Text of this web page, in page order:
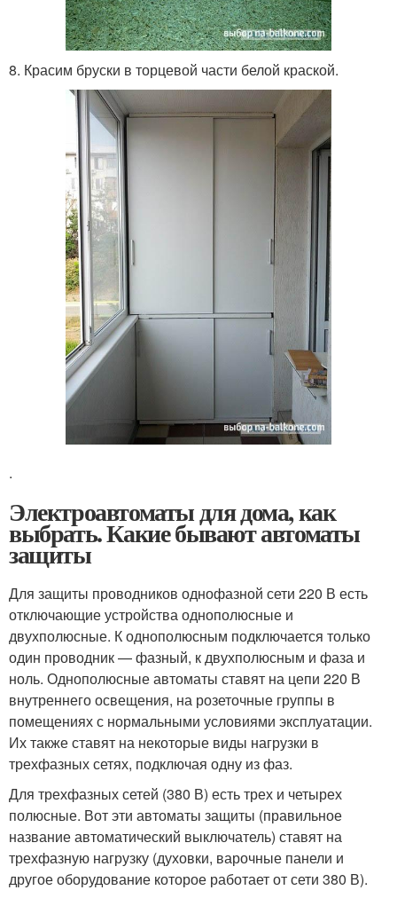
8. Красим бруски в торцевой части белой краской.
.
Электроавтоматы для дома, как
выбрать. Какие бывают автоматы
защиты
Для защиты проводников однофазной сети 220 В есть
отключающие устройства однополюсные и
двухполюсные. К однополюсным подключается только
один проводник — фазный, к двухполюсным и фаза и
ноль. Однополюсные автоматы ставят на цепи 220 В
внутреннего освещения, на розеточные группы в
помещениях с нормальными условиями эксплуатации.
Их также ставят на некоторые виды нагрузки в
трехфазных сетях, подключая одну из фаз.
Для трехфазных сетей (380 В) есть трех и четырех
полюсные. Вот эти автоматы защиты (правильное
название автоматический выключатель) ставят на
трехфазную нагрузку (духовки, варочные панели и
другое оборудование которое работает от сети 380 В).